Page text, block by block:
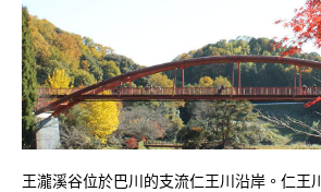
王瀧溪谷位於巴川的支流仁王川沿岸。仁王